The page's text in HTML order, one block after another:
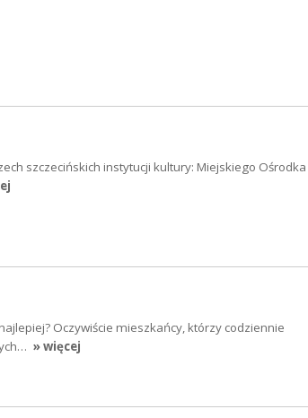
szczecińskich instytucji kultury: Miejskiego Ośrodka
Oczywiście mieszkańcy, którzy codziennie
» więcej